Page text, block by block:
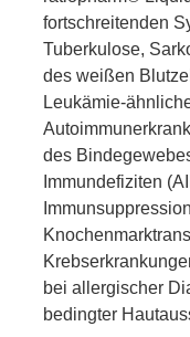
fortschreitenden
Tuberkulose,
des weißen
Leukämie-
des
Immundefiziten
bei allergischer
bedingter